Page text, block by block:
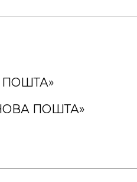
ПОШТА»
ПОШТА»